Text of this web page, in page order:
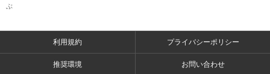
ぶ
利用規約 プライバシーポリシー
推奨環境 お問い合わせ